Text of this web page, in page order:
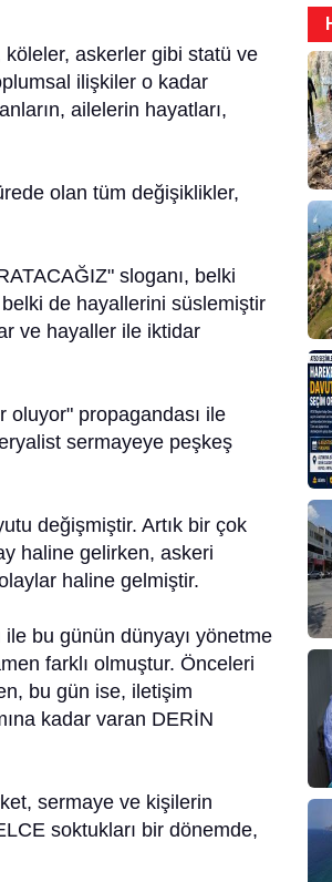
askerler gibi statü ve
ilişkiler o kadar
ailelerin hayatları,
olan tüm değişiklikler,
sloganı, belki
de hayallerini süslemiştir
ve hayaller ile iktidar
propagandası ile
sermayeye peşkeş
değişmiştir. Artık bir çok
haline gelirken, askeri
haline gelmiştir.
bu günün dünyayı yönetme
farklı olmuştur. Önceleri
bu gün ise, iletişim
kadar varan DERİN
sermaye ve kişilerin
soktukları bir dönemde,